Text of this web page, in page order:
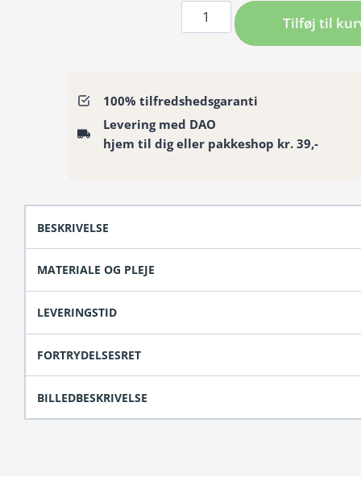
Badeforhæng
/
Bruseforhæng
hvid
på
sort
Tilføj til
100% tilfredshedsgaranti
Levering med DAO
hjem til dig eller pakkeshop kr. 39,-
BESKRIVELSE
MATERIALE OG PLEJE
LEVERINGSTID
FORTRYDELSESRET
BILLEDBESKRIVELSE